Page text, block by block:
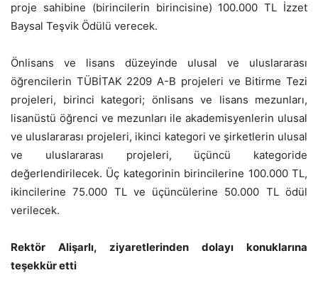
proje sahibine (birincilerin birincisine) 100.000 TL İzzet
Baysal Teşvik Ödülü verecek.
Önlisans ve lisans düzeyinde ulusal ve uluslararası
öğrencilerin TÜBİTAK 2209 A-B projeleri ve Bitirme Tezi
projeleri, birinci kategori; önlisans ve lisans mezunları,
lisanüstü öğrenci ve mezunları ile akademisyenlerin ulusal
ve uluslararası projeleri, ikinci kategori ve şirketlerin ulusal
ve uluslararası projeleri, üçüncü kategoride
değerlendirilecek. Üç kategorinin birincilerine 100.000 TL,
ikincilerine 75.000 TL ve üçüncülerine 50.000 TL ödül
verilecek.
Rektör Alişarlı, ziyaretlerinden dolayı konuklarına
teşekkür etti